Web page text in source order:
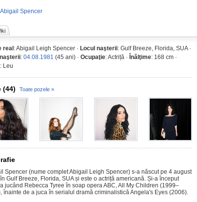
Spencer
real : Abigail Leigh Spencer · Locul naşterii: Gulf Breeze, Florida, SUA ·
: 04.08.1981 (45 ani) · Ocupaţie: Actriță · Înălţime: 168 cm ·
: Leu
(44) Toate pozele »
Spencer (nume complet Abigail Leigh Spencer) s-a născut pe 4 august
Gulf Breeze, Florida, SUA și este o actriță americană. Și-a început
jucând Rebecca Tyree în soap opera ABC, All My Children (1999–
înainte de a juca în serialul dramă criminalistică Angela's Eyes (2006).